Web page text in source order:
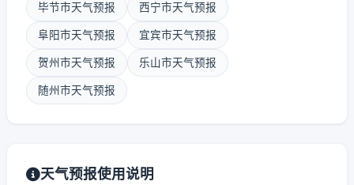
毕节市天气预报 西宁市天气预报
阜阳市天气预报 宜宾市天气预报
贺州市天气预报 乐山市天气预报
随州市天气预报
天气预报使用说明